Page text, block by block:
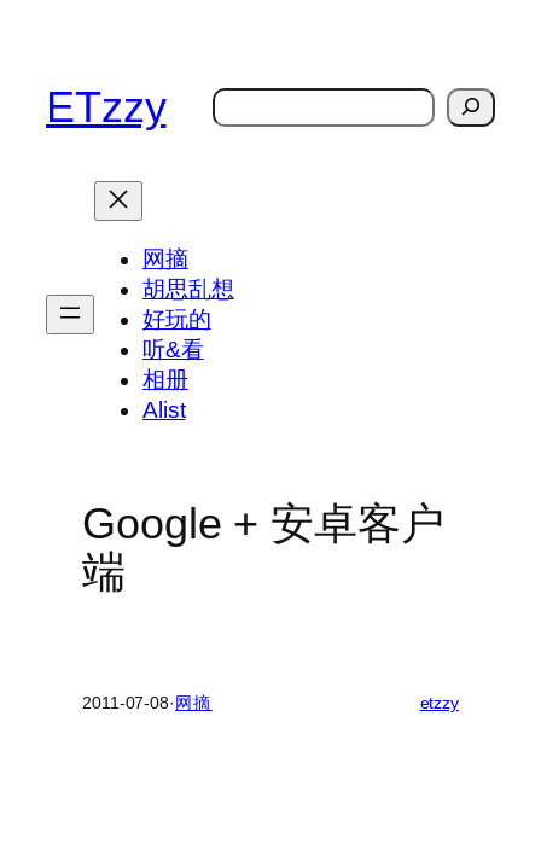
ETzzy
搜
网摘
胡思乱想
好玩的
听&看
相册
Alist
Google + 安卓客户
端
2011-07-08·网摘 etzzy